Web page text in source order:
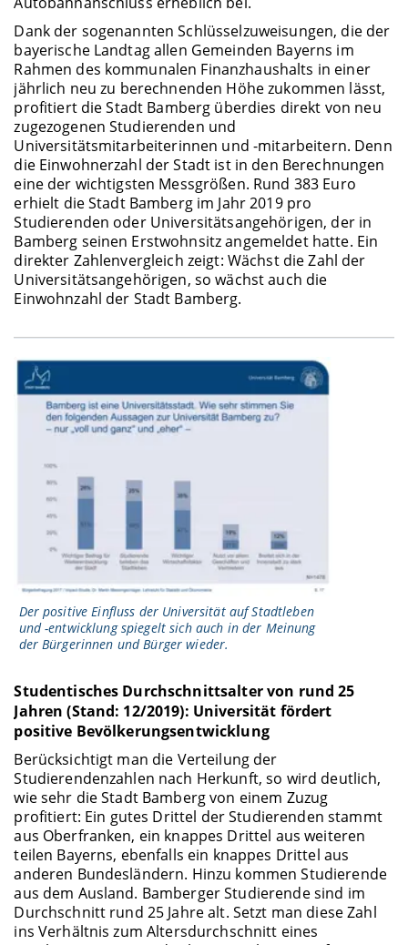
Dank der sogenannten Schlüsselzuweisungen, die der
bayerische Landtag allen Gemeinden Bayerns im
Rahmen des kommunalen Finanzhaushalts in einer
jährlich neu zu berechnenden Höhe zukommen lässt,
profitiert die Stadt Bamberg überdies direkt von neu
zugezogenen Studierenden und
Universitätsmitarbeiterinnen und -mitarbeitern. Denn
die Einwohnerzahl der Stadt ist in den Berechnungen
eine der wichtigsten Messgrößen. Rund 383 Euro
erhielt die Stadt Bamberg im Jahr 2019 pro
Studierenden oder Universitätsangehörigen, der in
Bamberg seinen Erstwohnsitz angemeldet hatte. Ein
direkter Zahlenvergleich zeigt: Wächst die Zahl der
Universitätsangehörigen, so wächst auch die
Einwohnzahl der Stadt Bamberg.
Der positive Einfluss der Universität auf Stadtleben
und -entwicklung spiegelt sich auch in der Meinung
der Bürgerinnen und Bürger wieder.
Studentisches Durchschnittsalter von rund 25
Jahren (Stand: 12/2019): Universität fördert
positive Bevölkerungsentwicklung
Berücksichtigt man die Verteilung der
Studierendenzahlen nach Herkunft, so wird deutlich,
wie sehr die Stadt Bamberg von einem Zuzug
profitiert: Ein gutes Drittel der Studierenden stammt
aus Oberfranken, ein knappes Drittel aus weiteren
teilen Bayerns, ebenfalls ein knappes Drittel aus
anderen Bundesländern. Hinzu kommen Studierende
aus dem Ausland. Bamberger Studierende sind im
Durchschnitt rund 25 Jahre alt. Setzt man diese Zahl
ins Verhältnis zum Altersdurchschnitt eines